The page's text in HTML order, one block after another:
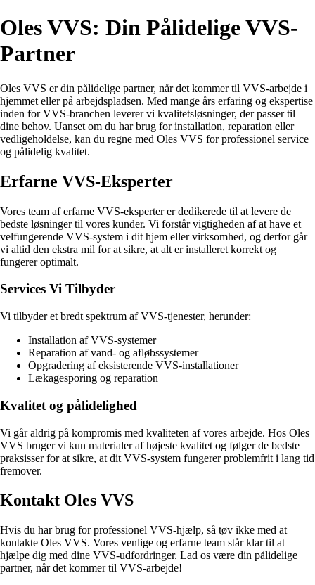
Oles VVS: Din Pålidelige VVS-
Partner
Oles VVS er din pålidelige partner, når det kommer til VVS-arbejde i
hjemmet eller på arbejdspladsen. Med mange års erfaring og ekspertise
inden for VVS-branchen leverer vi kvalitetsløsninger, der passer til
dine behov. Uanset om du har brug for installation, reparation eller
vedligeholdelse, kan du regne med Oles VVS for professionel service
og pålidelig kvalitet.
Erfarne VVS-Eksperter
Vores team af erfarne VVS-eksperter er dedikerede til at levere de
bedste løsninger til vores kunder. Vi forstår vigtigheden af at have et
velfungerende VVS-system i dit hjem eller virksomhed, og derfor går
vi altid den ekstra mil for at sikre, at alt er installeret korrekt og
fungerer optimalt.
Services Vi Tilbyder
Vi tilbyder et bredt spektrum af VVS-tjenester, herunder:
Installation af VVS-systemer
Reparation af vand- og afløbssystemer
Opgradering af eksisterende VVS-installationer
Lækagesporing og reparation
Kvalitet og pålidelighed
Vi går aldrig på kompromis med kvaliteten af vores arbejde. Hos Oles
VVS bruger vi kun materialer af højeste kvalitet og følger de bedste
praksisser for at sikre, at dit VVS-system fungerer problemfrit i lang tid
fremover.
Kontakt Oles VVS
Hvis du har brug for professionel VVS-hjælp, så tøv ikke med at
kontakte Oles VVS. Vores venlige og erfarne team står klar til at
hjælpe dig med dine VVS-udfordringer. Lad os være din pålidelige
partner, når det kommer til VVS-arbejde!